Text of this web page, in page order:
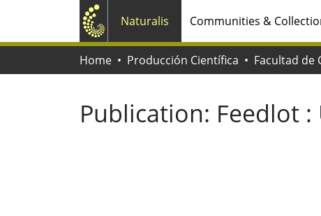
Naturalis Communities &
Home Producción Científica
Publication: Feedlot